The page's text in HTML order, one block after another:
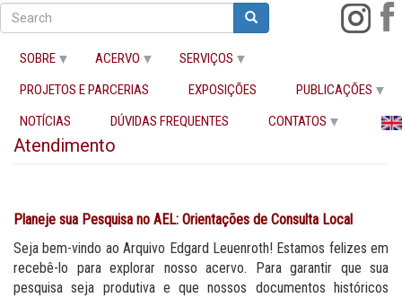
para
o
conteúdo
principal
Buscar
Search Search
SOBRE ACERVO
SERVIÇOS
PROJETOS E PARCERIAS
EXPOSIÇÕES
PUBLICAÇÕES
NOTÍCIAS
DÚVIDAS FREQUENTES CONTATOS
Início Atendimento
Atendimento
Planeje sua Pesquisa no AEL: Orientações de Consulta Local
Seja bem-vindo ao Arquivo Edgard Leuenroth! Estamos felizes em
recebê-lo para explorar nosso acervo. Para garantir que sua
pesquisa seja produtiva e que nossos documentos históricos